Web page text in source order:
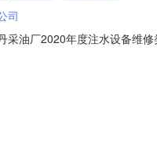
司
采油厂2020年度注水设备维
86.003志丹县永盛建筑工程